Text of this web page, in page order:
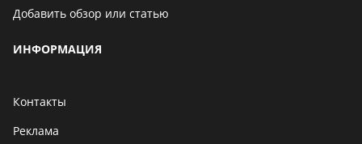
Добавить обзор или статью
ИНФОРМАЦИЯ
Контакты
Реклама